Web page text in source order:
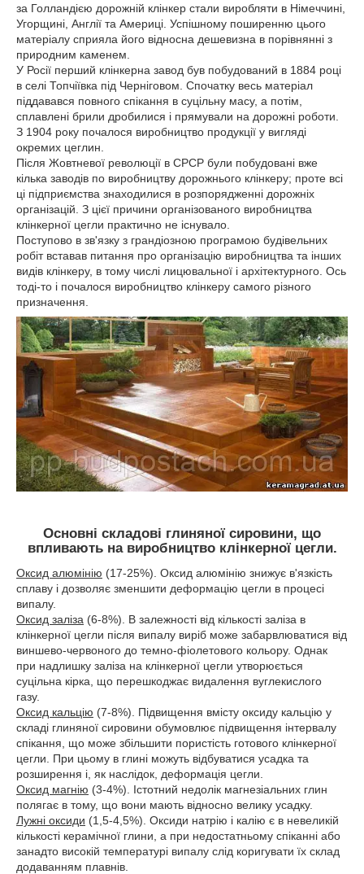
за Голландією дорожній клінкер стали виробляти в Німеччині,
Угорщині, Англії та Америці. Успішному поширенню цього
матеріалу сприяла його відносна дешевизна в порівнянні з
природним каменем.
У Росії перший клінкерна завод був побудований в 1884 році
в селі Топчіївка під Черніговом. Спочатку весь матеріал
піддавався повного спікання в суцільну масу, а потім,
сплавлені брили дробилися і прямували на дорожні роботи.
З 1904 року почалося виробництво продукції у вигляді
окремих цеглин.
Після Жовтневої революції в СРСР були побудовані вже
кілька заводів по виробництву дорожнього клінкеру; проте всі
ці підприємства знаходилися в розпорядженні дорожніх
організацій. З цієї причини організованого виробництва
клінкерної цегли практично не існувало.
Поступово в зв'язку з грандіозною програмою будівельних
робіт вставав питання про організацію виробництва та інших
видів клінкеру, в тому числі лицювальної і архітектурного. Ось
тоді-то і почалося виробництво клінкеру самого різного
призначення.
Основні складові глиняної сировини, що
впливають на виробництво клінкерної цегли.
Оксид алюмінію (17-25%). Оксид алюмінію знижує в'язкість
сплаву і дозволяє зменшити деформацію цегли в процесі
випалу.
Оксид заліза (6-8%). В залежності від кількості заліза в
клінкерної цегли після випалу виріб може забарвлюватися від
виншево-червоного до темно-фіолетового кольору. Однак
при надлишку заліза на клінкерної цегли утворюється
суцільна кірка, що перешкоджає видалення вуглекислого
газу.
Оксид кальцію (7-8%). Підвищення вмісту оксиду кальцію у
складі глиняної сировини обумовлює підвищення інтервалу
спікання, що може збільшити пористість готового клінкерної
цегли. При цьому в глині можуть відбуватися усадка та
розширення і, як наслідок, деформація цегли.
Оксид магнію (3-4%). Істотний недолік магнезіальних глин
полягає в тому, що вони мають відносно велику усадку.
Лужні оксиди (1,5-4,5%). Оксиди натрію і калію є в невеликій
кількості керамічної глини, а при недостатньому спіканні або
занадто високій температурі випалу слід коригувати їх склад
додаванням плавнів.